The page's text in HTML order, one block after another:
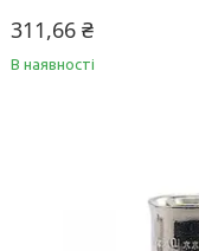
311,66 ₴
В наявності